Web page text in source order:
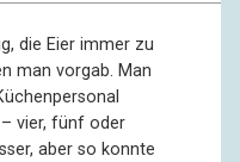
die Eier immer zu
man vorgab. Man
vier, fünf oder
aber so konnte